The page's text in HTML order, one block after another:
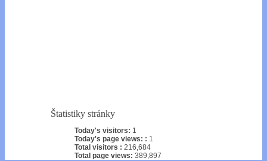
Štatistiky stránky
Today's visitors: 1
Today's page views: : 1
Total visitors : 216,684
Total page views: 389,897